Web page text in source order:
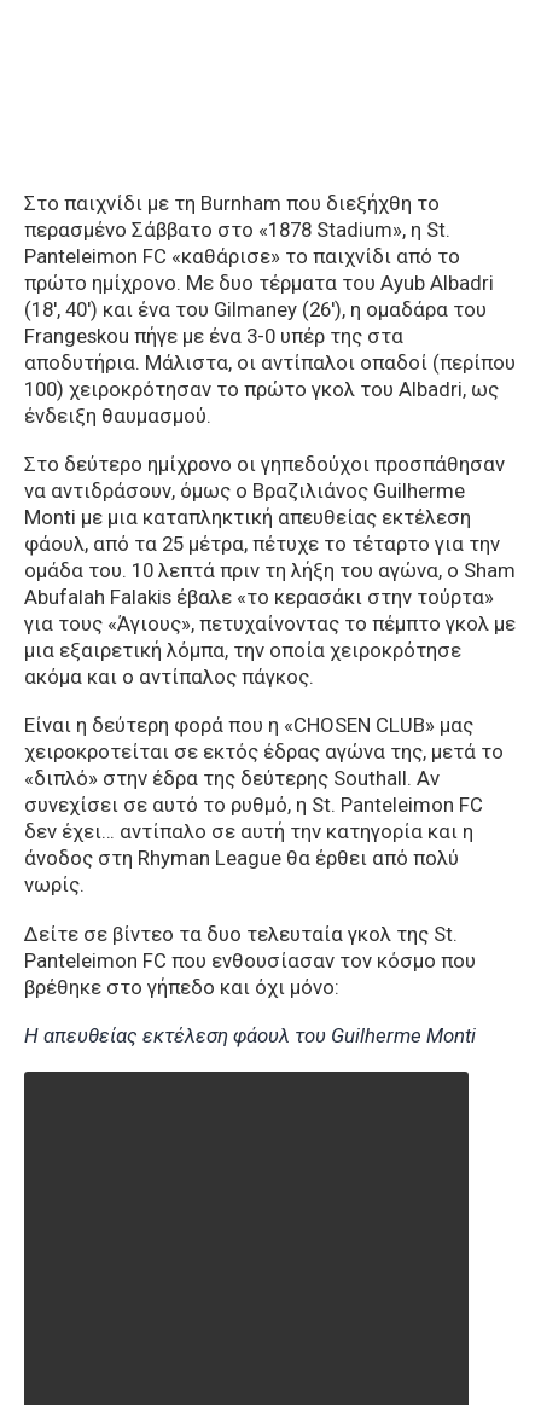
Στο παιχνίδι με τη Burnham που διεξήχθη το
περασμένο Σάββατο στο «1878 Stadium», η St.
Panteleimon FC «καθάρισε» το παιχνίδι από το
πρώτο ημίχρονο. Με δυο τέρματα του Ayub Albadri
(18′, 40′) και ένα του Gilmaney (26′), η ομαδάρα του
Frangeskou πήγε με ένα 3-0 υπέρ της στα
αποδυτήρια. Μάλιστα, οι αντίπαλοι οπαδοί (περίπου
100) χειροκρότησαν το πρώτο γκολ του Albadri, ως
ένδειξη θαυμασμού.
Στο δεύτερο ημίχρονο οι γηπεδούχοι προσπάθησαν
να αντιδράσουν, όμως ο Βραζιλιάνος Guilherme
Monti με μια καταπληκτική απευθείας εκτέλεση
φάουλ, από τα 25 μέτρα, πέτυχε το τέταρτο για την
ομάδα του. 10 λεπτά πριν τη λήξη του αγώνα, ο Sham
Abufalah Falakis έβαλε «το κερασάκι στην τούρτα»
για τους «Άγιους», πετυχαίνοντας το πέμπτο γκολ με
μια εξαιρετική λόμπα, την οποία χειροκρότησε
ακόμα και ο αντίπαλος πάγκος.
Είναι η δεύτερη φορά που η «CHOSEN CLUB» μας
χειροκροτείται σε εκτός έδρας αγώνα της, μετά το
«διπλό» στην έδρα της δεύτερης Southall. Αν
συνεχίσει σε αυτό το ρυθμό, η St. Panteleimon FC
δεν έχει… αντίπαλο σε αυτή την κατηγορία και η
άνοδος στη Rhyman League θα έρθει από πολύ
νωρίς.
Δείτε σε βίντεο τα δυο τελευταία γκολ της St.
Panteleimon FC που ενθουσίασαν τον κόσμο που
βρέθηκε στο γήπεδο και όχι μόνο:
Η απευθείας εκτέλεση φάουλ του Guilherme Monti